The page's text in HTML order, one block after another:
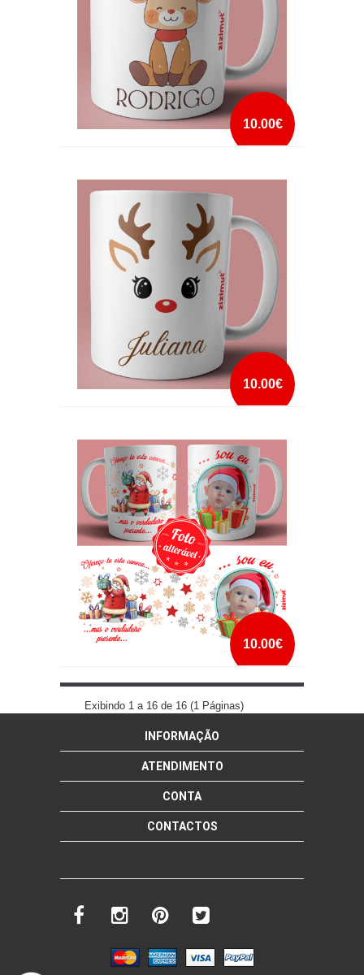
10.00€
mais info
add à lista
10.00€
mais info
add à lista
10.00€
CANECA O PRESENTE SOU EU
mais info
add à lista
Exibindo 1 a 16 de 16 (1 Páginas)
INFORMAÇÃO
ATENDIMENTO
CONTA
CONTACTOS